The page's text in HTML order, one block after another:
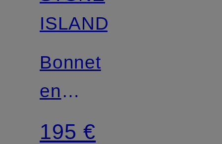
ISLAND
Bonnet
en
bouclé
195 €